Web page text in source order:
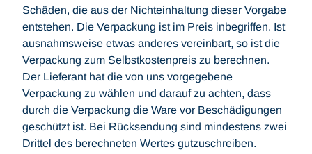
Schäden, die aus der Nichteinhaltung dieser Vorgabe
entstehen. Die Verpackung ist im Preis inbegriffen. Ist
ausnahmsweise etwas anderes vereinbart, so ist die
Verpackung zum Selbstkostenpreis zu berechnen.
Der Lieferant hat die von uns vorgegebene
Verpackung zu wählen und darauf zu achten, dass
durch die Verpackung die Ware vor Beschädigungen
geschützt ist. Bei Rücksendung sind mindestens zwei
Drittel des berechneten Wertes gutzuschreiben.